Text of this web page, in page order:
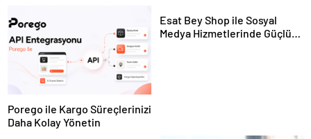
Porego ile Kargo Süreçlerinizi
Daha Kolay Yönetin
Esat Bey Shop ile Sosyal
Medya Hizmetlerinde Güçlü